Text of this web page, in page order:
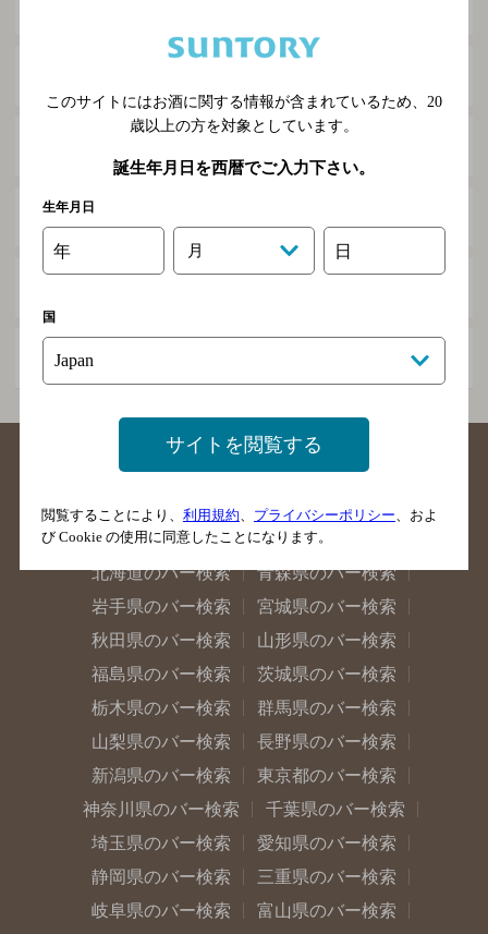
南滝の川
流通団地
北海道のバー検索
青森県のバー検索
岩手県のバー検索
宮城県のバー検索
秋田県のバー検索
山形県のバー検索
福島県のバー検索
茨城県のバー検索
栃木県のバー検索
群馬県のバー検索
山梨県のバー検索
長野県のバー検索
新潟県のバー検索
東京都のバー検索
神奈川県のバー検索
千葉県のバー検索
埼玉県のバー検索
愛知県のバー検索
静岡県のバー検索
三重県のバー検索
岐阜県のバー検索
富山県のバー検索
このサイトにはお酒に関する情報が含まれているため、 20
歳以上の方を対象としています。
誕生年月日を西暦でご入力下さい。
生年月日
年 月 日
国
サイトを閲覧する
閲覧することにより、 利用規約、 プライバシーポリシー、およ
び Cookie の使用に同意したことになります。